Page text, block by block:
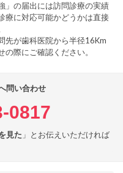
」の届出には訪問診療の実績
療に対応可能かどうかは直接
先が歯科医院から半径16Km
際にご確認ください。
問い合わせ
0817
見た 」とお伝えいただければ